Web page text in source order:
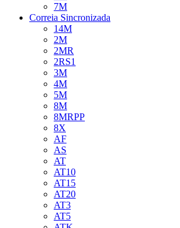
7M
Correia Sincronizada
14M
2M
2MR
2RS1
3M
4M
5M
8M
8MRPP
8X
AF
AS
AT
AT10
AT15
AT20
AT3
AT5